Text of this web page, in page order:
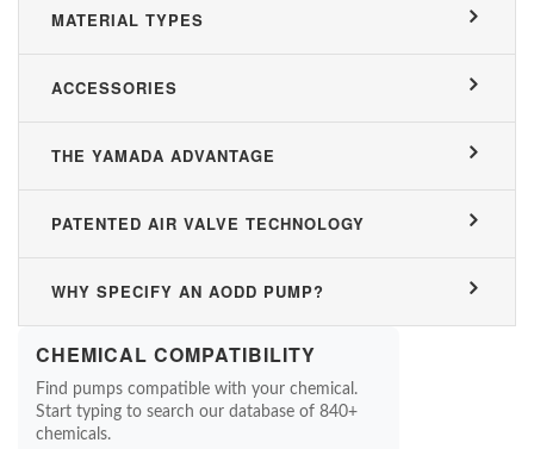
MATERIAL TYPES
ACCESSORIES
THE YAMADA ADVANTAGE
PATENTED AIR VALVE TECHNOLOGY
WHY SPECIFY AN AODD PUMP?
CHEMICAL COMPATIBILITY
Find pumps compatible with your chemical.
Start typing to search our database of 840+
chemicals.